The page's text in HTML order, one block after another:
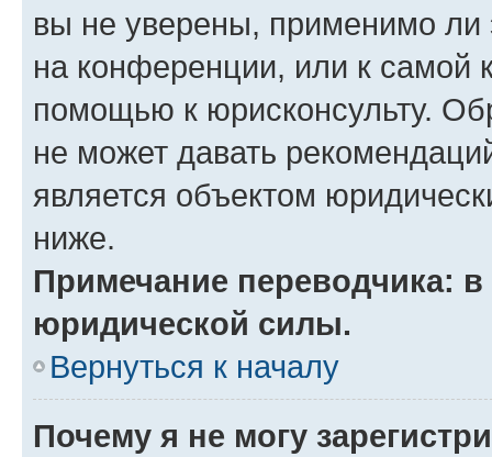
вы не уверены, применимо ли
на конференции, или к самой
помощью к юрисконсульту.
не может давать
является объектом
ниже.
Примечание переводчика:
юридической силы.
Вернуться к началу
Почему я не могу